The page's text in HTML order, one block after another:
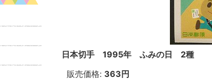
日本切手 1995年 ふみの日 2種
販売価格: 363円